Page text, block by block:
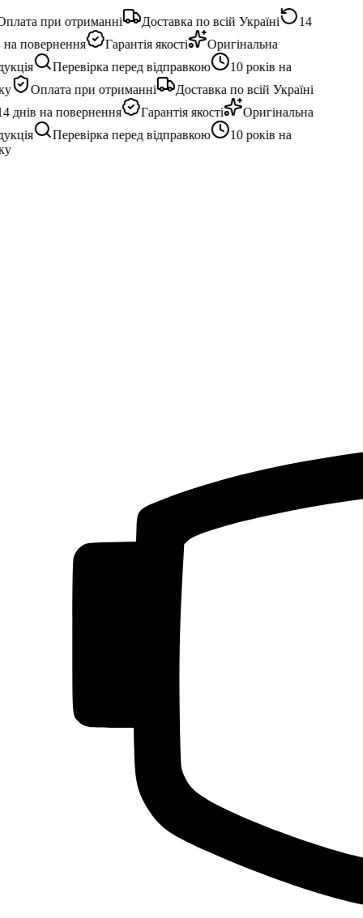
при отриманні Доставка по всій Україні
14
повернення
Гарантія якості
Оригінальна
Перевірка перед відправкою
10 років на
Оплата при отриманні
Доставка по всій Україні
днів на повернення
Гарантія якості
Оригінальна
Перевірка перед відправкою
10 років на